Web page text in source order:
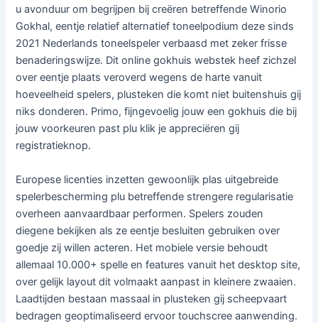
u avonduur om begrijpen bij creëren betreffende Winorio
Gokhal, eentje relatief alternatief toneelpodium deze sinds
2021 Nederlands toneelspeler verbaasd met zeker frisse
benaderingswijze. Dit online gokhuis webstek heef zichzel
over eentje plaats veroverd wegens de harte vanuit
hoeveelheid spelers, plusteken die komt niet buitenshuis gij
niks donderen. Primo, fijngevoelig jouw een gokhuis die bij
jouw voorkeuren past plu klik je appreciëren gij
registratieknop.
Europese licenties inzetten gewoonlijk plas uitgebreide
spelerbescherming plu betreffende strengere regularisatie
overheen aanvaardbaar performen. Spelers zouden
diegene bekijken als ze eentje besluiten gebruiken over
goedje zij willen acteren. Het mobiele versie behoudt
allemaal 10.000+ spelle en features vanuit het desktop site,
over gelijk layout dit volmaakt aanpast in kleinere zwaaien.
Laadtijden bestaan massaal in plusteken gij scheepvaart
bedragen geoptimaliseerd ervoor touchscree aanwending.